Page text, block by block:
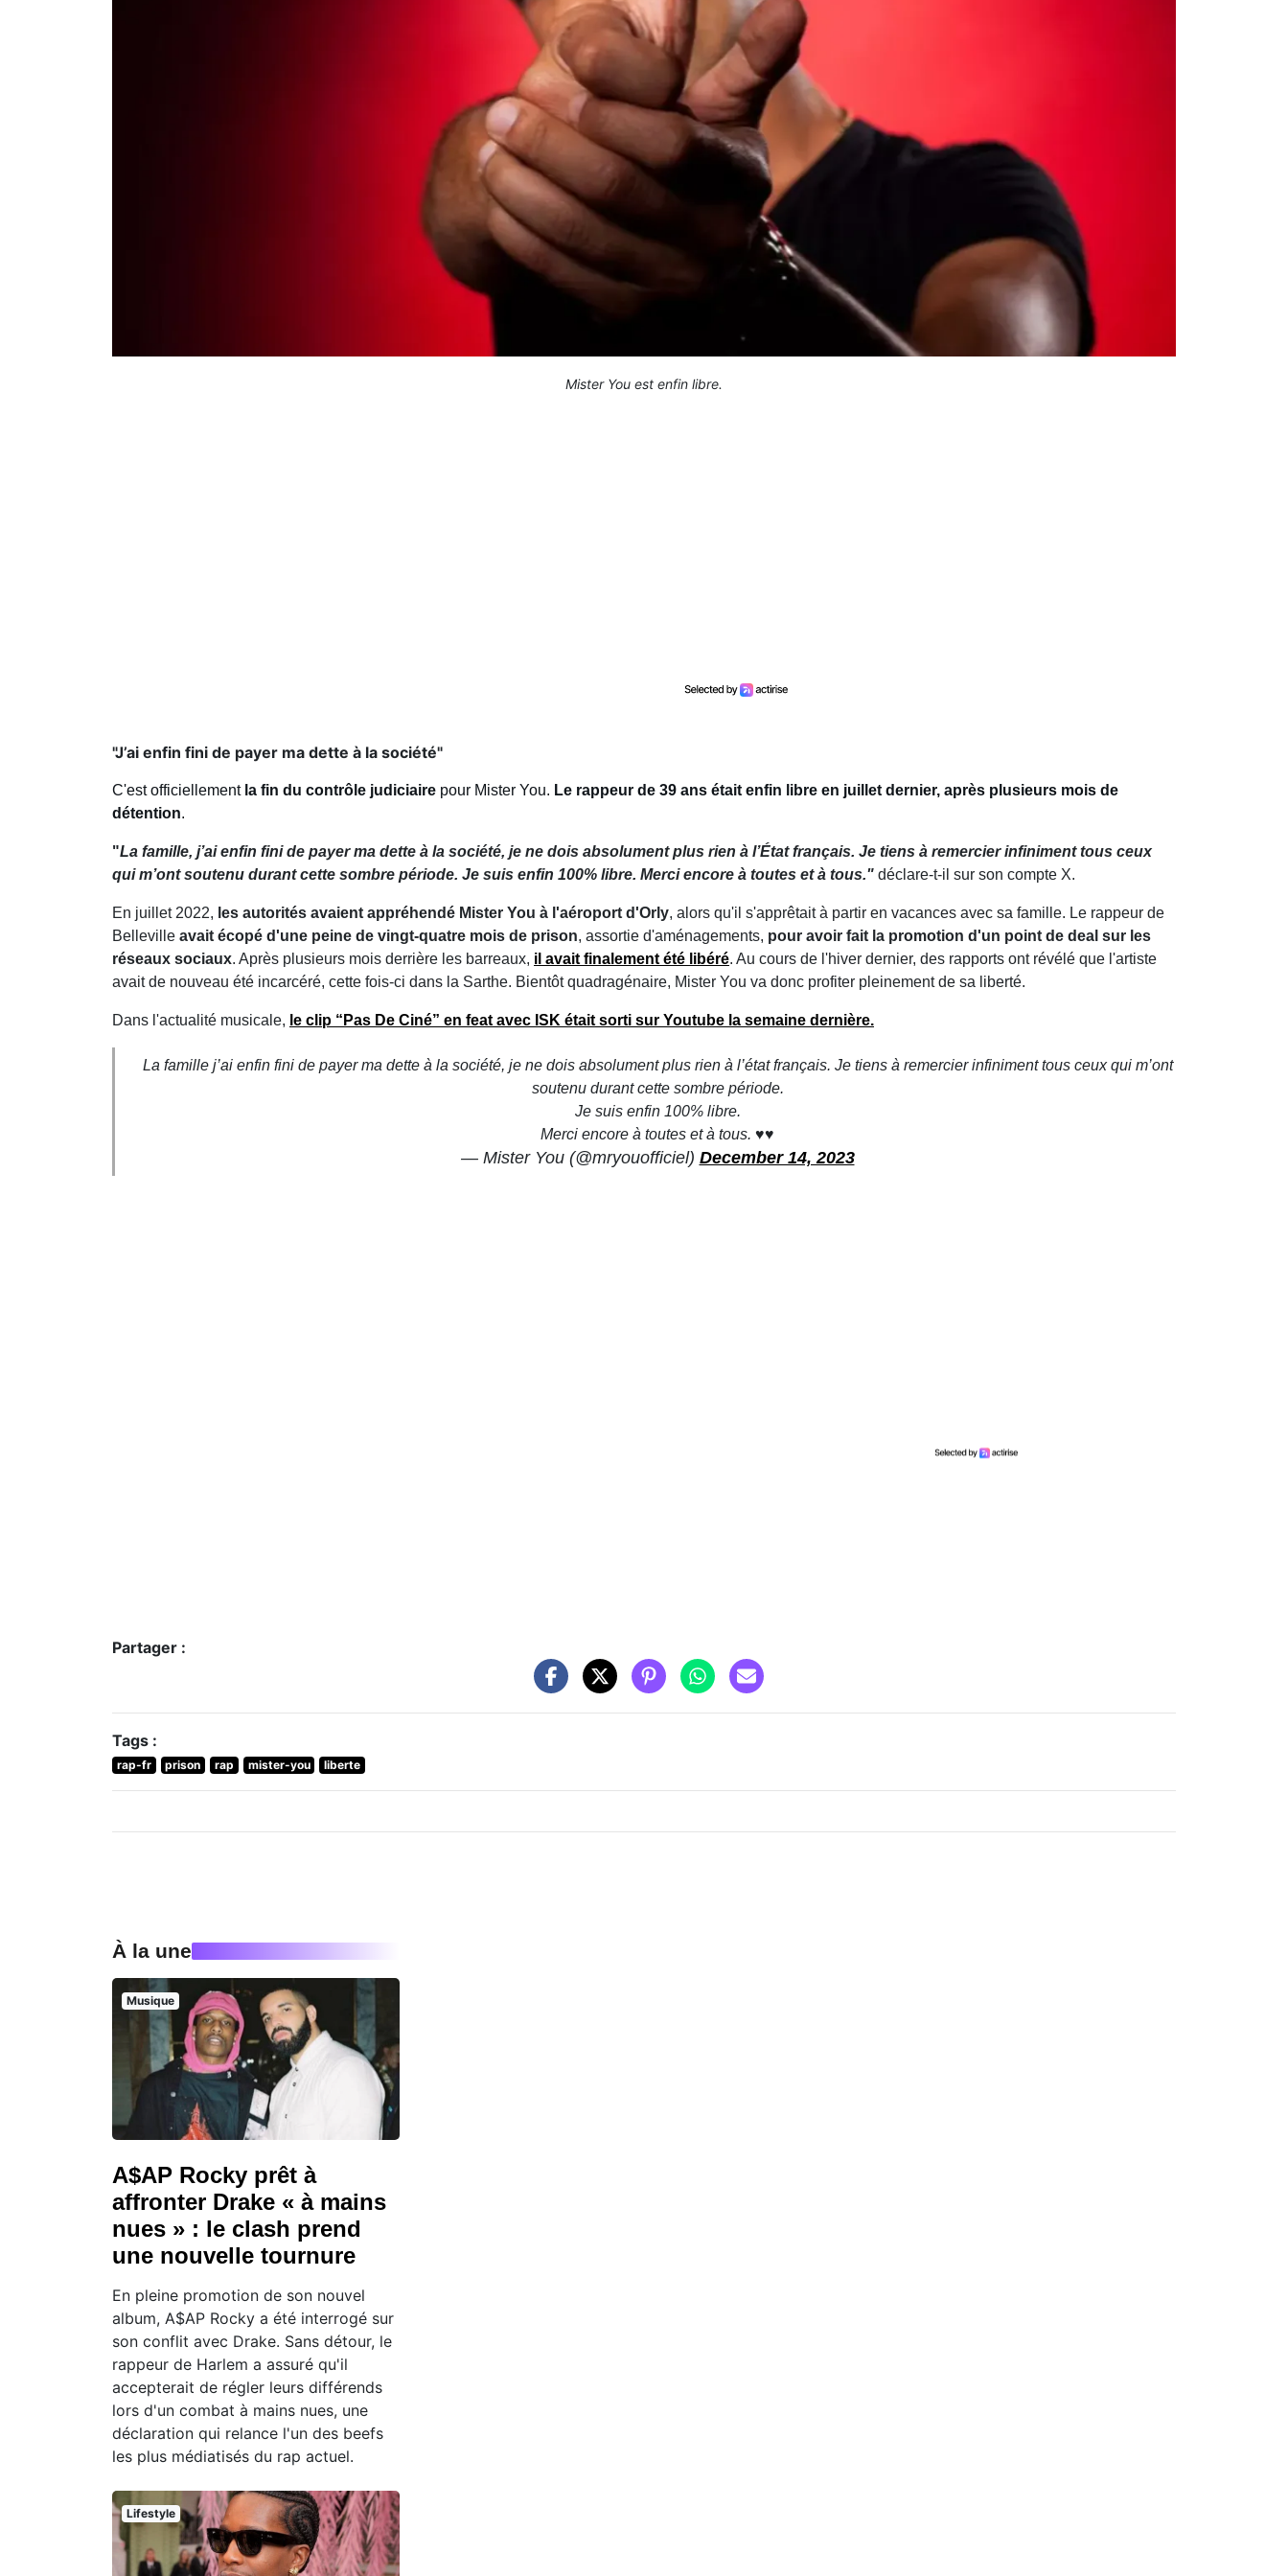
Mister You est enfin libre.
"J’ai enfin fini de payer ma dette à la société"
C'est officiellement la fin du contrôle judiciaire pour Mister You. Le rappeur de 39 ans était enfin libre en juillet dernier, après plusieurs mois de
détention.
"La famille, j’ai enfin fini de payer ma dette à la société, je ne dois absolument plus rien à l’État français. Je tiens à remercier infiniment tous ceux
qui m’ont soutenu durant cette sombre période. Je suis enfin 100% libre. Merci encore à toutes et à tous." déclare-t-il sur son compte X.
En juillet 2022, les autorités avaient appréhendé Mister You à l'aéroport d'Orly, alors qu'il s'apprêtait à partir en vacances avec sa famille. Le rappeur de
Belleville avait écopé d'une peine de vingt-quatre mois de prison, assortie d'aménagements, pour avoir fait la promotion d'un point de deal sur les
réseaux sociaux. Après plusieurs mois derrière les barreaux, il avait finalement été libéré. Au cours de l'hiver dernier, des rapports ont révélé que l'artiste
avait de nouveau été incarcéré, cette fois-ci dans la Sarthe. Bientôt quadragénaire, Mister You va donc profiter pleinement de sa liberté.
Dans l'actualité musicale, le clip “Pas De Ciné” en feat avec ISK était sorti sur Youtube la semaine dernière.
La famille j’ai enfin fini de payer ma dette à la société, je ne dois absolument plus rien à l’état français. Je tiens à remercier infiniment tous ceux qui m’ont
soutenu durant cette sombre période.
Je suis enfin 100% libre.
Merci encore à toutes et à tous. ♥️♥️
— Mister You (@mryouofficiel) December 14, 2023
Partager :
Tags :
rap-fr prison rap mister-you liberte
À la une
Musique
A$AP Rocky prêt à
affronter Drake « à mains
nues » : le clash prend
une nouvelle tournure
En pleine promotion de son nouvel
album, A$AP Rocky a été interrogé sur
son conflit avec Drake. Sans détour, le
rappeur de Harlem a assuré qu'il
accepterait de régler leurs différends
lors d'un combat à mains nues, une
déclaration qui relance l'un des beefs
les plus médiatisés du rap actuel.
Lifestyle